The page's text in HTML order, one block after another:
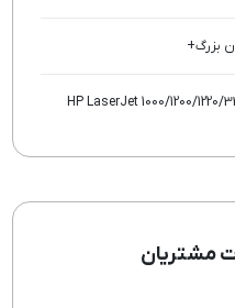
بزرگ+
HP LaserJet 1000/1200/1220/
مشتریان